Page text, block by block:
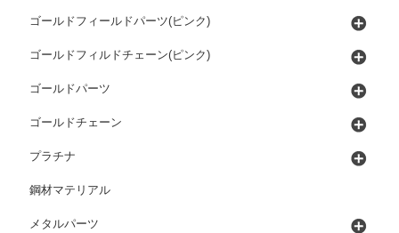
ゴールドフィールドパーツ(ピンク)
ゴールドフィルドチェーン(ピンク)
ゴールドパーツ
ゴールドチェーン
プラチナ
鋼材マテリアル
メタルパーツ